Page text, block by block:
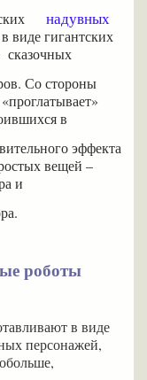
надувных
виде гигантских
сказочных
Со стороны
в
эффекта
вещей –
и
роботы
в виде
персонажей,